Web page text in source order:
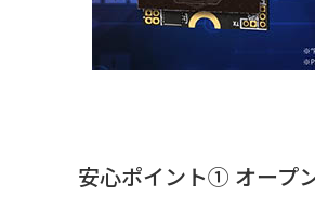
安心ポイント① オープ